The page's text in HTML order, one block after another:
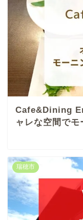
Cafe&Dining
ャレな空間で
瑞穂市